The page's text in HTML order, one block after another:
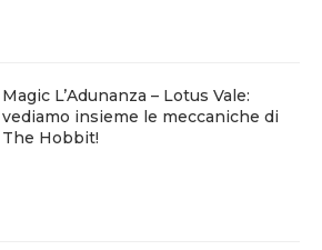
Magic L’Adunanza – Lotus Vale:
vediamo insieme le meccaniche di
The Hobbit!